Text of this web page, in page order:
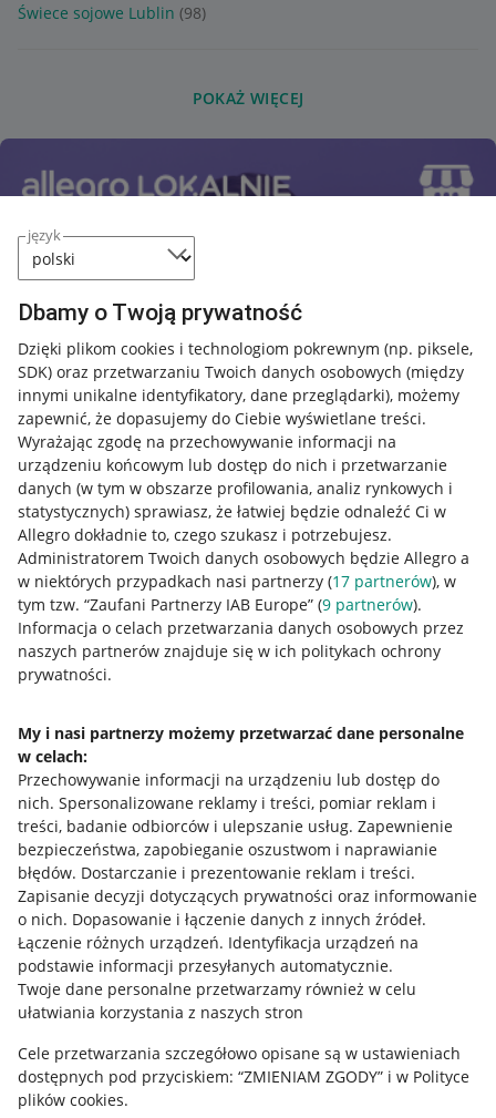
język
Dbamy o Twoją prywatność
Dzięki plikom cookies i technologiom pokrewnym (np. piksele,
SDK) oraz przetwarzaniu Twoich danych osobowych (między
innymi unikalne identyfikatory, dane przeglądarki), możemy
zapewnić, że dopasujemy do Ciebie wyświetlane treści.
Wyrażając zgodę na przechowywanie informacji na
urządzeniu końcowym lub dostęp do nich i przetwarzanie
danych (w tym w obszarze profilowania, analiz rynkowych i
statystycznych) sprawiasz, że łatwiej będzie odnaleźć Ci w
Allegro dokładnie to, czego szukasz i potrzebujesz.
Administratorem Twoich danych osobowych będzie Allegro a
w niektórych przypadkach nasi partnerzy (17 partnerów), w
tym tzw. “Zaufani Partnerzy IAB Europe” (9 partnerów).
Informacja o celach przetwarzania danych osobowych przez
naszych partnerów znajduje się w ich politykach ochrony
prywatności.
My i nasi partnerzy możemy przetwarzać dane personalne
w celach:
Przechowywanie informacji na urządzeniu lub dostęp do
nich. Spersonalizowane reklamy i treści, pomiar reklam i
treści, badanie odbiorców i ulepszanie usług. Zapewnienie
bezpieczeństwa, zapobieganie oszustwom i naprawianie
błędów. Dostarczanie i prezentowanie reklam i treści.
Zapisanie decyzji dotyczących prywatności oraz informowanie
o nich. Dopasowanie i łączenie danych z innych źródeł.
Łączenie różnych urządzeń. Identyfikacja urządzeń na
podstawie informacji przesyłanych automatycznie.
Twoje dane personalne przetwarzamy również w celu
ułatwiania korzystania z naszych stron
Cele przetwarzania szczegółowo opisane są w ustawieniach
dostępnych pod przyciskiem: “ZMIENIAM ZGODY” i w Polityce
plików cookies.
Świece sojowe Lublin (98)
POKAŻ WIĘCEJ
Przydatne informacje
Jak to działa
Napisz do nas
Allegro Gadane dla sprzedających
Allegro Gadane dla kupujących
Mapa miejscowości
Informacje prawne
Regulamin
Polityka plików "cookies"
Ustawienia plików "cookies"
Udostępnianie lokalizacji
Informacje dla Aktu o Usługach Cyfrowych